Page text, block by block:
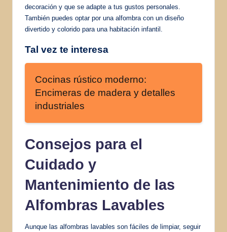
decoración y que se adapte a tus gustos personales.
También puedes optar por una alfombra con un diseño
divertido y colorido para una habitación infantil.
Tal vez te interesa
Cocinas rústico moderno:
Encimeras de madera y detalles
industriales
Consejos para el
Cuidado y
Mantenimiento de las
Alfombras Lavables
Aunque las alfombras lavables son fáciles de limpiar, seguir